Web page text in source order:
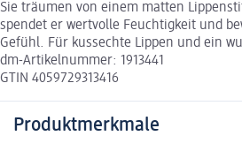
Sie träumen von einem matten
spendet er wertvolle Feuchtigkeit und
Gefühl. Für kussechte Lippen und ein
dm-Artikelnummer: 1913441
GTIN 4059729313416
Produktmerkmale